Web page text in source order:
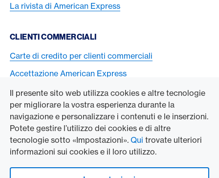
Il presente sito web utilizza cookies e altre tecnologie
per migliorare la vostra esperienza durante la
navigazione e personalizzare i contenuti e le inserzioni.
Potete gestire l’utilizzo dei cookies e di altre
tecnologie sotto «Impostazioni». Qui trovate ulteriori
informazioni sui cookies e il loro utilizzo.
La rivista di American Express
CLIENTI COMMERCIALI
Carte di credito per clienti commerciali
Accettazione American Express
L’AZIENDA
Swisscard AECS GmbH
American Express Globale
Contact & Social channels